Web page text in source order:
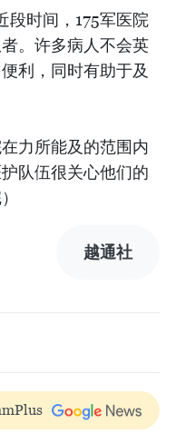
段时间，175军医院
。许多病人不会英
利，同时有助于及
力所能及的范围内
队伍很关心他们的
越通社